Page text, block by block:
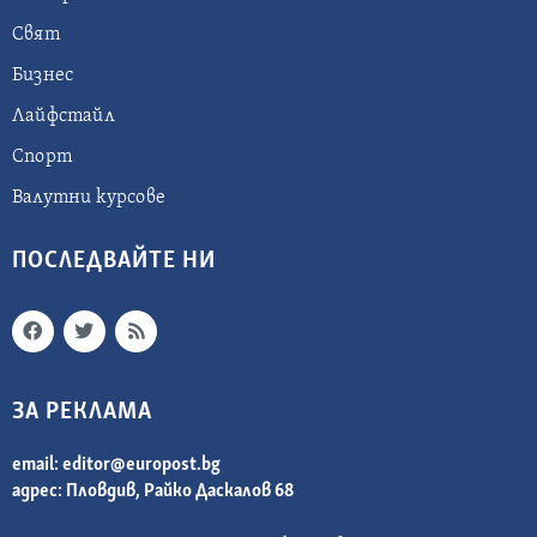
Свят
Бизнес
Лайфстайл
Спорт
Валутни курсове
ПОСЛЕДВАЙТЕ НИ
ЗА РЕКЛАМА
email: editor@europost.bg
адрес: Пловдив, Райко Даскалов 68